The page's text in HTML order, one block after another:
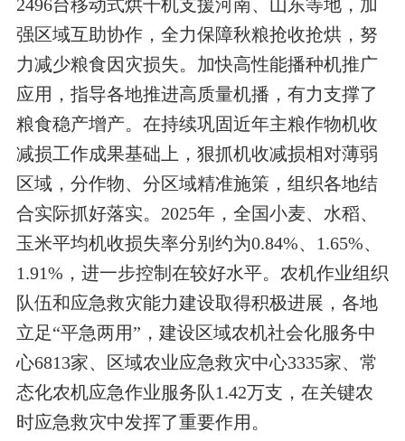
2496台移动式烘干机支援河南、山东等地，加
强区域互助协作，全力保障秋粮抢收抢烘，努
力减少粮食因灾损失。加快高性能播种机推广
应用，指导各地推进高质量机播，有力支撑了
粮食稳产增产。在持续巩固近年主粮作物机收
减损工作成果基础上，狠抓机收减损相对薄弱
区域，分作物、分区域精准施策，组织各地结
合实际抓好落实。2025年，全国小麦、水稻、
玉米平均机收损失率分别约为0.84%、1.65%、
1.91%，进一步控制在较好水平。农机作业组织
队伍和应急救灾能力建设取得积极进展，各地
立足“平急两用”，建设区域农机社会化服务中
心6813家、区域农业应急救灾中心3335家、常
态化农机应急作业服务队1.42万支，在关键农
时应急救灾中发挥了重要作用。